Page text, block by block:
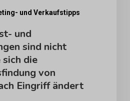
und Verkaufstipps
und
sind nicht
die
von
Eingriff ändert